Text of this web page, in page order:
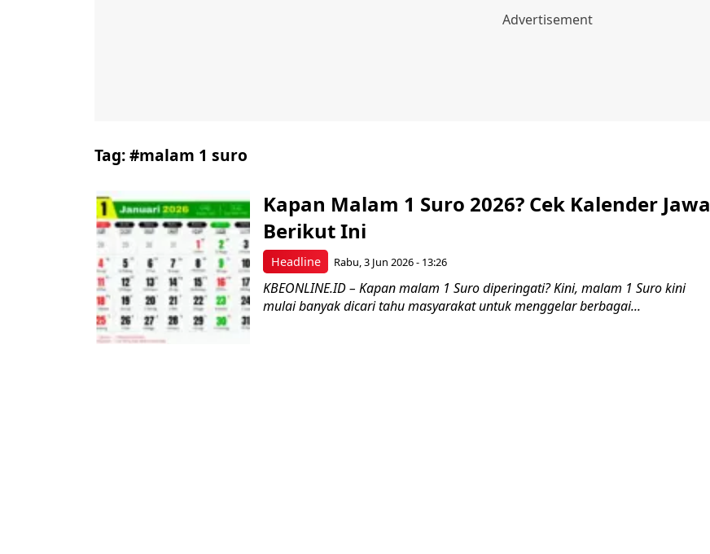
Tag:#malam 1 suro
Headline
Kapan Malam 1 Suro 2026? Cek Kalender Jawa
Berikut Ini
Rabu, 3 Jun 2026 - 13:26
KBEONLINE.ID – Kapan malam 1 Suro diperingati? Kini, malam 1 Suro kini
mulai banyak dicari tahu masyarakat untuk menggelar berbagai...